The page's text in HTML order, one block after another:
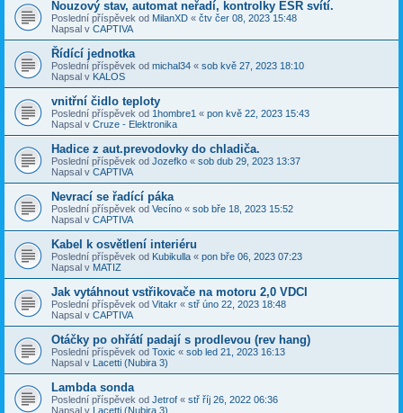
Nouzový stav, automat neřadí, kontrolky ESR svítí.
Poslední příspěvek od MilanXD « čtv čer 08, 2023 15:48
Napsal v CAPTIVA
Řídící jednotka
Poslední příspěvek od michal34 « sob kvě 27, 2023 18:10
Napsal v KALOS
vnitřní čidlo teploty
Poslední příspěvek od 1hombre1 « pon kvě 22, 2023 15:43
Napsal v Cruze - Elektronika
Hadice z aut.prevodovky do chladiča.
Poslední příspěvek od Jozefko « sob dub 29, 2023 13:37
Napsal v CAPTIVA
Nevrací se řadící páka
Poslední příspěvek od Vecíno « sob bře 18, 2023 15:52
Napsal v CAPTIVA
Kabel k osvětlení interiéru
Poslední příspěvek od Kubikulla « pon bře 06, 2023 07:23
Napsal v MATIZ
Jak vytáhnout vstřikovače na motoru 2,0 VDCI
Poslední příspěvek od Vitakr « stř úno 22, 2023 18:48
Napsal v CAPTIVA
Otáčky po ohřátí padají s prodlevou (rev hang)
Poslední příspěvek od Toxic « sob led 21, 2023 16:13
Napsal v Lacetti (Nubira 3)
Lambda sonda
Poslední příspěvek od Jetrof « stř říj 26, 2022 06:36
Napsal v Lacetti (Nubira 3)